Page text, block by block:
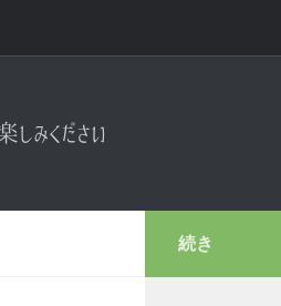
続き